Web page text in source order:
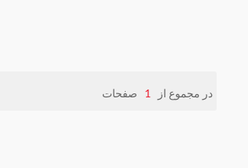
در مجموع از 1 صفحات